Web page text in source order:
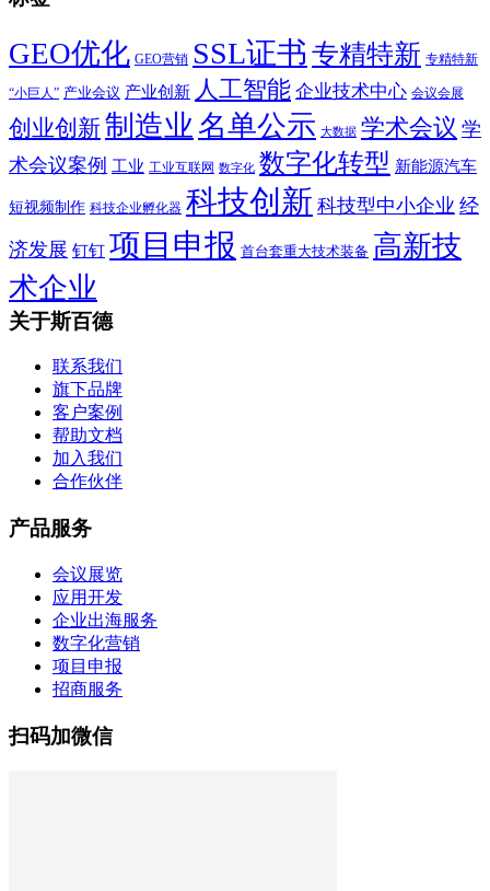
GEO优化 GEO营销 SSL证书 专精特新 专精特新
“小巨人” 产业会议 产业创新 人工智能 企业技术中心 会议会展
创业创新制造业 名单公示 大数据 学术会议 学
术会议案例 工业 工业互联网 数字化 数字化转型 新能源汽车
短视频制作 科技企业孵化器 科技创新 科技型中小企业 经
济发展 钉钉 项目申报 首台套重大技术装备 高新技
术企业
关于斯百德
联系我们
旗下品牌
客户案例
帮助文档
加入我们
合作伙伴
产品服务
会议展览
应用开发
企业出海服务
数字化营销
项目申报
招商服务
扫码加微信